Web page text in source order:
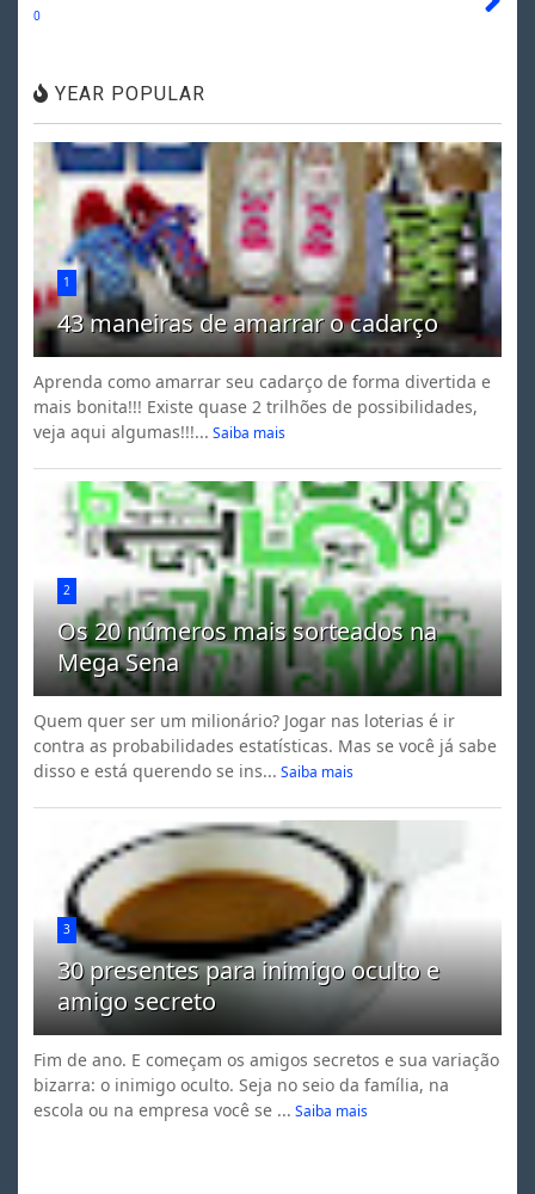
0
YEAR POPULAR
1
43 maneiras de amarrar o cadarço
Aprenda como amarrar seu cadarço de forma divertida e
mais bonita!!! Existe quase 2 trilhões de possibilidades,
veja aqui algumas!!!... Saiba mais
2
Os 20 números mais sorteados na
Mega Sena
Quem quer ser um milionário? Jogar nas loterias é ir
contra as probabilidades estatísticas. Mas se você já sabe
disso e está querendo se ins... Saiba mais
3
30 presentes para inimigo oculto e
amigo secreto
Fim de ano. E começam os amigos secretos e sua variação
bizarra: o inimigo oculto. Seja no seio da família, na
escola ou na empresa você se ... Saiba mais